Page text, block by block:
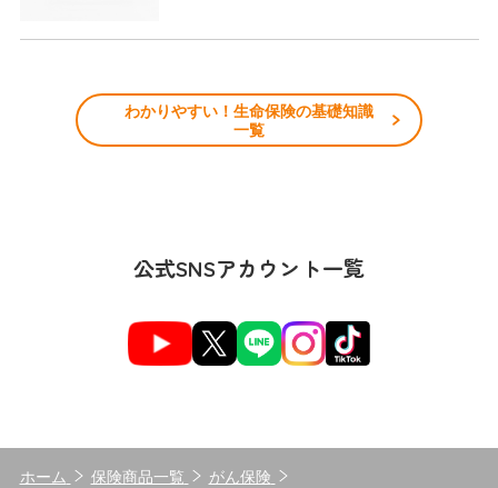
わかりやすい！生命保険の基礎知識
一覧
公式SNSアカウント一覧
ホーム 保険商品一覧
がん保険